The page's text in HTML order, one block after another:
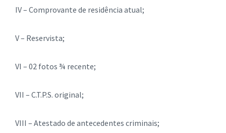
IV – Comprovante de residência atual;
V – Reservista;
VI – 02 fotos ¾ recente;
VII – C.T.P.S. original;
VIII – Atestado de antecedentes criminais;